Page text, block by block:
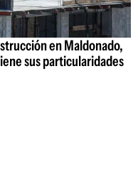
en Maldonado,
sus particularidades